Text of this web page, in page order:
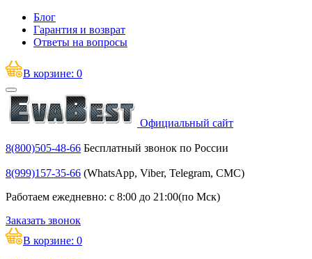
Блог
Гарантия и возврат
Ответы на вопросы
В корзине: 0
Официальный сайт
8(800)505-48-66 Бесплатный звонок по России
8(999)157-35-66 (WhatsApp, Viber, Telegram, СМС)
Работаем ежедневно: с 8:00 до 21:00(по Мск)
Заказать звонок
В корзине: 0